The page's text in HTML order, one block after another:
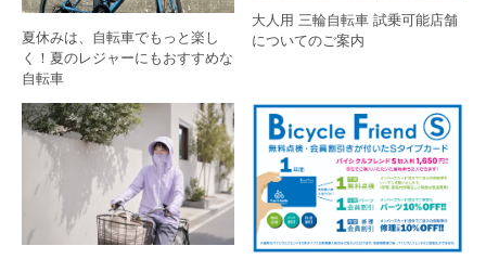
夏休みは、自転車でもっと楽し
く！夏のレジャーにもおすすめな
自転車
大人用 三輪自転車 試乗可能店舗
についてのご案内